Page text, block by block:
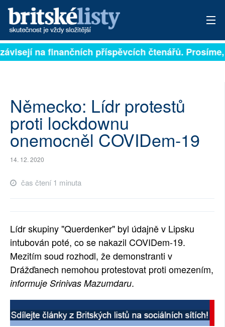
PŘIHLÁSIT
ARCHIV
ROZHOVORY
TÉMATA
SOCIÁLNÍ SÍTĚ
RUBRIKY
PLNÁ VERZE STRÁNEK
na finančních příspěvcích čtenářů. Prosíme,
Německo: Lídr protestů
proti lockdownu
onemocněl COVIDem-19
14. 12. 2020
čas čtení 1 minuta
Lídr skupiny "Querdenker" byl údajně v Lipsku
intubován poté, co se nakazil COVIDem-19.
Mezitím soud rozhodl, že demonstranti v
Drážďanech nemohou protestovat proti omezením,
informuje Srinivas Mazumdaru.